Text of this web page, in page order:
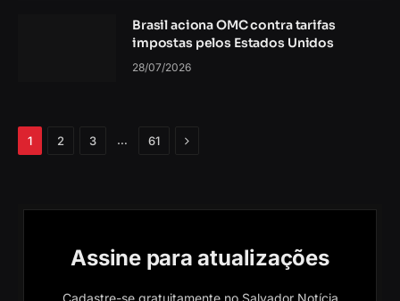
Brasil aciona OMC contra tarifas
impostas pelos Estados Unidos
28/07/2026
1 2 3 … 61 Próximo
Assine para atualizações